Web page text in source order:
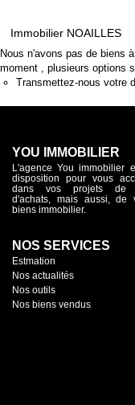
Immobilier NOAILLES
Nous n'avons pas de biens
moment , plusieurs options
Transmettez-nous votre
YOU IMMOBILIER
L'agence You immobilier
disposition pour vous
dans vos projets de
d'achats, mais aussi, de
biens immobilier.
NOS SERVICES
Estmation
Nos actualités
Nos outils
Nos biens vendus